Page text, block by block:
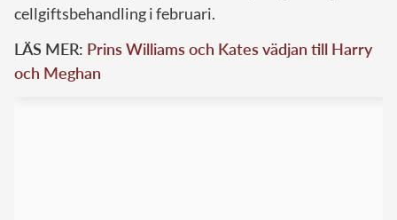
cellgiftsbehandling i februari.
LÄS MER: Prins Williams och Kates vädjan till Harry
och Meghan